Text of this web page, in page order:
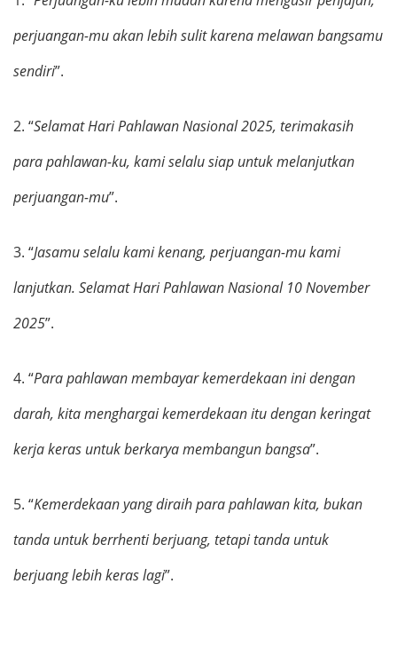
perjuangan-mu akan lebih sulit karena melawan bangsamu
sendiri”.
2. “Selamat Hari Pahlawan Nasional 2025, terimakasih
para pahlawan-ku, kami selalu siap untuk melanjutkan
perjuangan-mu”.
3. “Jasamu selalu kami kenang, perjuangan-mu kami
lanjutkan. Selamat Hari Pahlawan Nasional 10 November
2025”.
4. “Para pahlawan membayar kemerdekaan ini dengan
darah, kita menghargai kemerdekaan itu dengan keringat
kerja keras untuk berkarya membangun bangsa”.
5. “Kemerdekaan yang diraih para pahlawan kita, bukan
tanda untuk berrhenti berjuang, tetapi tanda untuk
berjuang lebih keras lagi”.